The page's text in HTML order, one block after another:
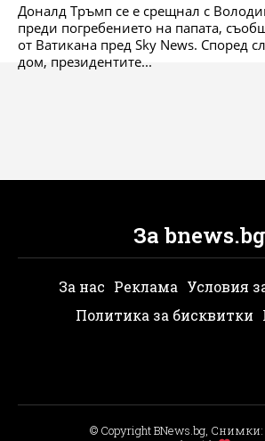
Доналд Тръмп се е срещнал с
преди погребението на папата,
от Ватикана пред Sky News. Според служител на Белия
дом, президентите...
За bnews.bg
За нас Реклама Условия
Политика за бисквитки
© Copyright BNews.bg, Снимки: